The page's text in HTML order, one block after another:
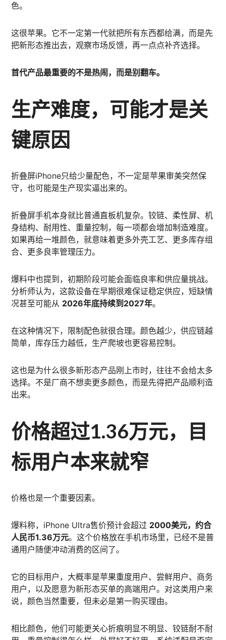
色。
这很苹果。它不一定第一代就把所有东西都给满，而是先
把新形态推出去，观察市场反馈，再一点点补齐选择。
首代产品最重要的不是热闹，而是别翻车。
生产难度，可能才是关
键原因
折叠屏iPhone只给少量配色，不一定是苹果审美突然保
守，也可能是生产现实逼出来的。
折叠屏手机本身就比普通直板机复杂。铰链、柔性屏、机
身结构、耐用性、重量控制，每一项都会增加制造难度。
如果再给一堆颜色，就意味着更多外壳工艺、更多库存组
合、更多良率管理压力。
爆料中也提到，初期阶段可能会面临良率和供应量挑战。
分析师认为，这款设备在早期很难保证稳定供应，短缺情
况甚至可能从 2026年底持续到2027年。
在这种情况下，限制配色就很合理。颜色越少，供应链越
简单，库存压力越低，生产爬坡也更容易控制。
这也是为什么很多新形态产品刚上市时，往往不会给太多
选择。不是厂商不想卖更多颜色，而是先得把产品顺利造
出来。
价格超过1.36万元，目
标用户本来就窄
价格也是一个重要因素。
爆料称，iPhone Ultra售价预计会超过 2000美元，约合
人民币1.36万元。这个价格放在手机市场里，已经不是普
通用户随便冲动消费的区间了。
它的目标用户，大概率是苹果重度用户、尝鲜用户、商务
用户，以及愿意为新形态买单的高端用户。对这类用户来
说，颜色当然重要，但未必是第一购买理由。
相比颜色，他们可能更关心折痕明显不明显、铰链耐不耐